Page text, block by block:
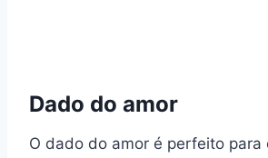
Dado do amor
O dado do amor é perfeito para